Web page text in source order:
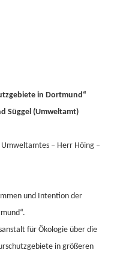
in Dortmund“
Süggel (Umweltamt)
– Herr Höing –
und Intention der
für Ökologie über die
in größeren